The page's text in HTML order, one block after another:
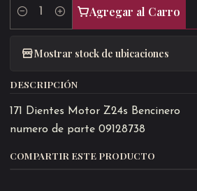
Cantidad
Agregar al Carro
Mostrar stock de ubicaciones
DESCRIPCIÓN
171 Dientes Motor Z24s Bencinero
numero de parte 09128738
COMPARTIR ESTE PRODUCTO